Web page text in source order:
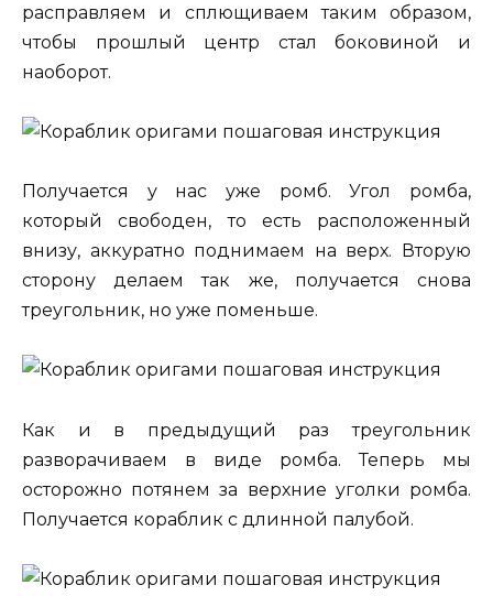
расправляем и сплющиваем таким образом,
чтобы прошлый центр стал боковиной и
наоборот.
Получается у нас уже ромб. Угол ромба,
который свободен, то есть расположенный
внизу, аккуратно поднимаем на верх. Вторую
сторону делаем так же, получается снова
треугольник, но уже поменьше.
Как и в предыдущий раз треугольник
разворачиваем в виде ромба. Теперь мы
осторожно потянем за верхние уголки ромба.
Получается кораблик с длинной палубой.